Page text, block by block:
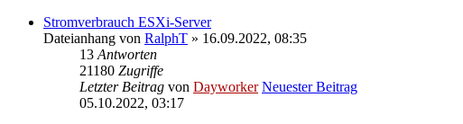
Stromverbrauch ESXi-Server
Dateianhang von RalphT » 16.09.2022, 08:35
13 Antworten
21180 Zugriffe
Letzter Beitrag von Dayworker Neuester Beitrag
05.10.2022, 03:17